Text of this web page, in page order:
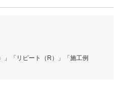
」「リピート（R）」「施工例